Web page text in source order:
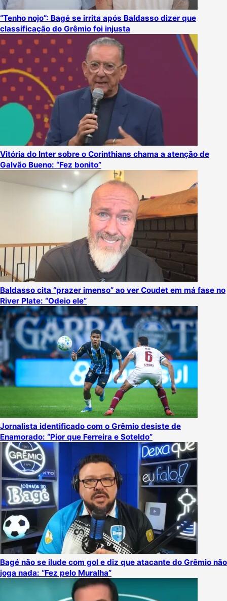
“Tenho nojo”: Bagé se irrita após Baldasso dizer que
classificação do Grêmio foi injusta
Vitória do Inter sobre o Corinthians chama a atenção de
Galvão Bueno: “Fez bonito”
Baldasso cita “prazer imenso” ao ver Coudet em má fase no
River Plate: “Odeio ele”
Jornalista identificado com o Grêmio desiste de
Enamorado: “Pior que Ferreira e Soteldo”
Bagé não se ilude com gol e diz que atacante do Grêmio não
joga nada: “Fez pelo Muralha”